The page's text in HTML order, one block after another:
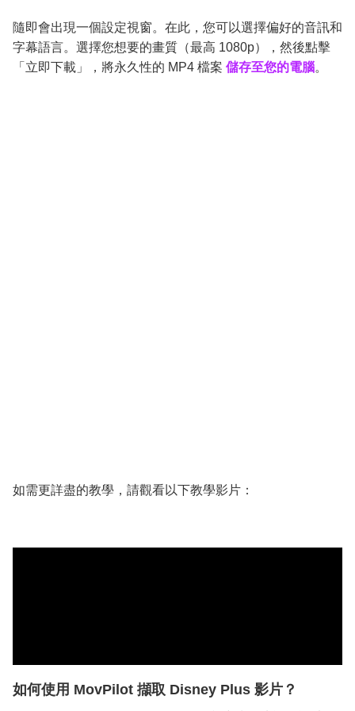
隨即會出現一個設定視窗。在此，您可以選擇偏好的音訊和
字幕語言。選擇您想要的畫質（最高 1080p），然後點擊
「立即下載」，將永久性的 MP4 檔案 儲存至您的電腦。
如需更詳盡的教學，請觀看以下教學影片：
如何使用 MovPilot 擷取 Disney Plus 影片？